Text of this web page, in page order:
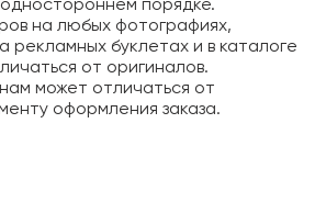
порядке.
на любых фотографиях,
рекламных буклетах и в каталоге
от оригиналов.
может отличаться от
оформления заказа.